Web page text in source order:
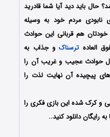
حال باید دید آیا شما قادرید
نابودی مردم خود به وسیله
خودتان هم قربانی این حوادث
العادهترسناکو جذاب به
دل حوادث عجیب و غریب آن را
پیچیده آن نهایت لذت را
و کرک شده این بازی فکری را
رایگان دانلود کنید..